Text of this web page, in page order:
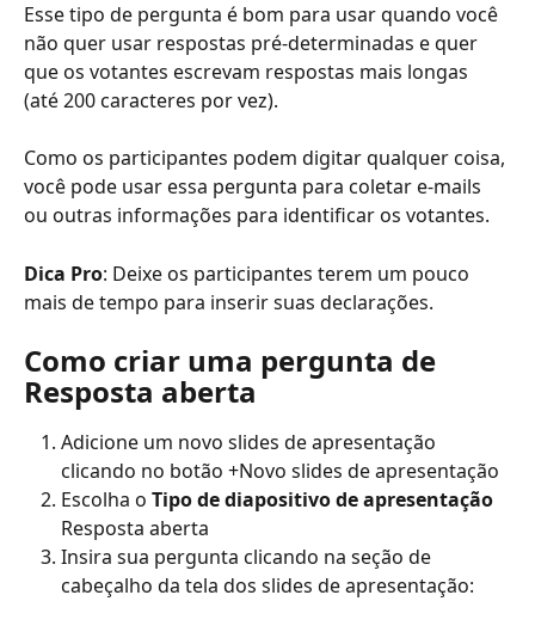
Esse tipo de pergunta é bom para usar quando você
não quer usar respostas pré-determinadas e quer
que os votantes escrevam respostas mais longas
(até 200 caracteres por vez).
Como os participantes podem digitar qualquer coisa,
você pode usar essa pergunta para coletar e-mails
ou outras informações para identificar os votantes.
Dica Pro: Deixe os participantes terem um pouco
mais de tempo para inserir suas declarações.
Como criar uma pergunta de
Resposta aberta
Adicione um novo slides de apresentação
clicando no botão +Novo slides de apresentação
Escolha o Tipo de diapositivo de apresentação
Resposta aberta
Insira sua pergunta clicando na seção de
cabeçalho da tela dos slides de apresentação: